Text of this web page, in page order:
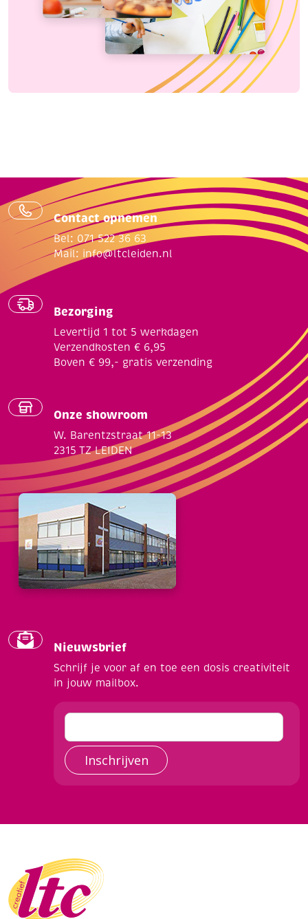
Contact opnemen
Bel: 071 522 36 63
Mail: info@ltcleiden.nl
Bezorging
Levertijd 1 tot 5 werkdagen
Verzendkosten € 6,95
Boven € 99,- gratis verzending
Onze showroom
W. Barentzstraat 11-13
2315 TZ LEIDEN
Nieuwsbrief
Schrijf je voor af en toe een dosis creativiteit
in jouw mailbox.
Inschrijven